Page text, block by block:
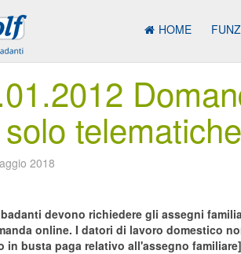
HOME
telematiche
2018
devono richiedere gli assegni
online. I datori di lavoro domestico
in busta paga relativo all'assegno familiare]